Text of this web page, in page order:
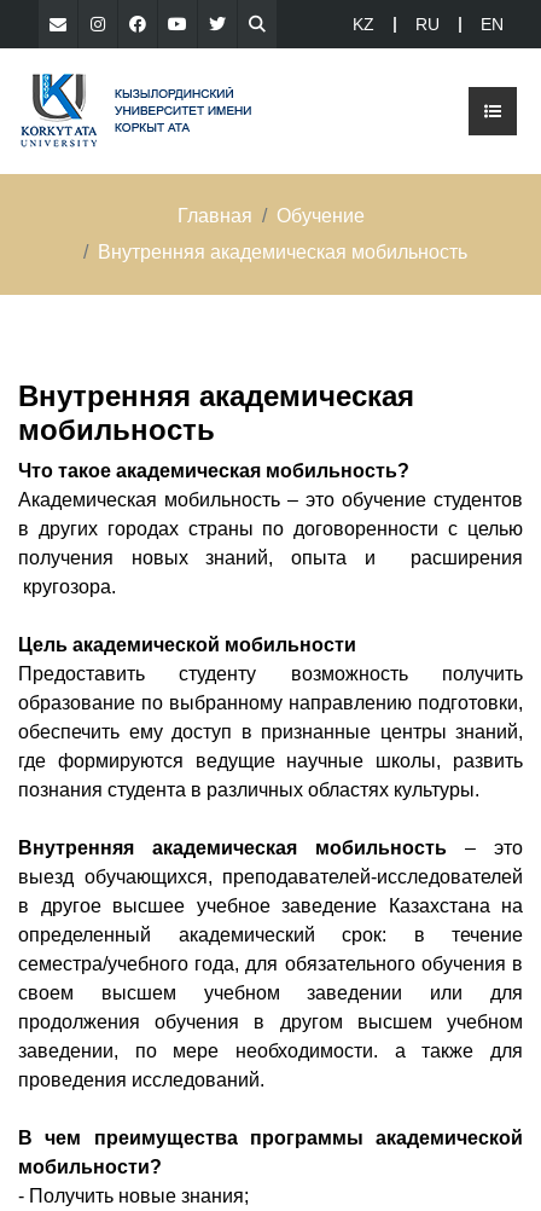
KZ RU EN
Главная
Обучение
Внутренняя академическая мобильность
Внутренняя академическая
мобильность
Что такое академическая мобильность?
Академическая мобильность – это обучение студентов
в других городах страны по договоренности с целью
получения новых знаний, опыта и расширения
кругозора.
Цель академической мобильности
Предоставить студенту возможность получить
образование по выбранному направлению подготовки,
обеспечить ему доступ в признанные центры знаний,
где формируются ведущие научные школы, развить
познания студента в различных областях культуры.
Внутренняя академическая мобильность – это
выезд обучающихся, преподавателей-исследователей
в другое высшее учебное заведение Казахстана на
определенный академический срок: в течение
семестра/учебного года, для обязательного обучения в
своем высшем учебном заведении или для
продолжения обучения в другом высшем учебном
заведении, по мере необходимости. а также для
проведения исследований.
В чем преимущества программы академической
мобильности?
- Получить новые знания;